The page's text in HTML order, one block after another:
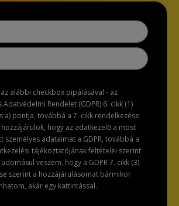
alábbi checkbox pipálásával - az
Rendelet (GDPR) 6. cikk (1)
a) pontja, továbbá a 7. cikk rendelkezése
hogy az adatkezelő a most
személyes adataimat a GDPR, továbbá a
tájékoztatójának feltételei szerint
veszem, hogy a GDPR 7. cikk (3)
szerint a hozzájárulásomat bármikor
akár egy kattintással.